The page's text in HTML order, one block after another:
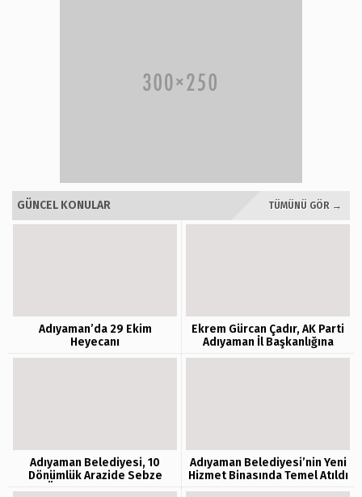
GÜNCEL KONULAR TÜMÜNÜ GÖR →
Adıyaman’da 29 Ekim
Heyecanı
Ekrem Gürcan Çadır, AK Parti
Adıyaman İl Başkanlığına
Atandı
Adıyaman Belediyesi, 10
Dönümlük Arazide Sebze
Üretimine Başladı
Adıyaman Belediyesi’nin Yeni
Hizmet Binasında Temel Atıldı